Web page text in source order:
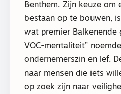
Benthem. Zijn keuze om
bestaan op te bouwen,
wat premier Balkenende
VOC-mentaliteit”
ondernemerszin en lef.
naar mensen die iets
op zoek zijn naar